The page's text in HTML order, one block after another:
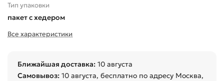
Тип упаковки
пакет с хедером
Все характеристики
Ближайшая доставка: 10 августа
Самовывоз: 10 августа, бесплатно по адресу Москва,